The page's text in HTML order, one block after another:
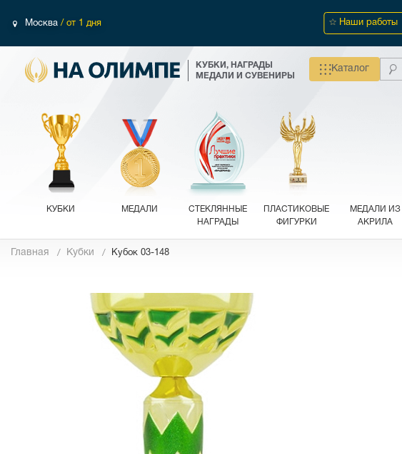
Москва / от 1 дня Наши работы
КУБКИ, НАГРАДЫ
МЕДАЛИ И СУВЕНИРЫ
Каталог
КУБКИ МЕДАЛИ
СТЕКЛЯННЫЕ
НАГРАДЫ
ПЛАСТИКОВЫЕ
ФИГУРКИ
МЕДАЛИ ИЗ
АКРИЛА
РАСПРОДАЖА
ПОИСК ПО
Главная Кубки Кубок 03-148